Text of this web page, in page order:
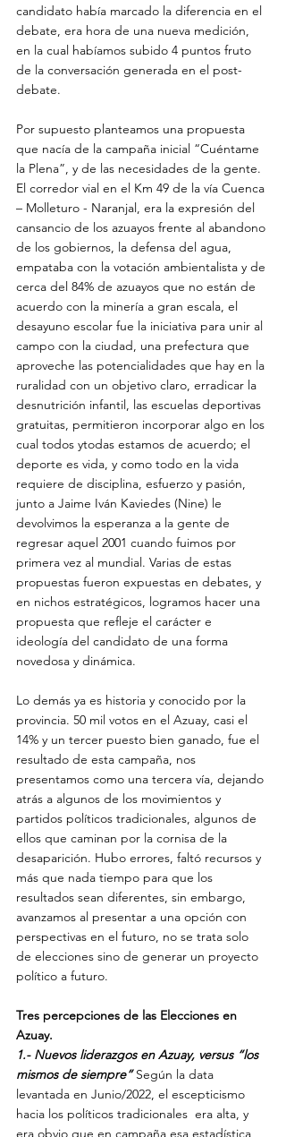
candidato había marcado la diferencia en el
debate, era hora de una nueva medición,
en la cual habíamos subido 4 puntos fruto
de la conversación generada en el post-
debate.
Por supuesto planteamos una propuesta
que nacía de la campaña inicial “Cuéntame
la Plena”, y de las necesidades de la gente.
El corredor vial en el Km 49 de la vía Cuenca
– Molleturo - Naranjal, era la expresión del
cansancio de los azuayos frente al abandono
de los gobiernos, la defensa del agua,
empataba con la votación ambientalista y de
cerca del 84% de azuayos que no están de
acuerdo con la minería a gran escala, el
desayuno escolar fue la iniciativa para unir al
campo con la ciudad, una prefectura que
aproveche las potencialidades que hay en la
ruralidad con un objetivo claro, erradicar la
desnutrición infantil, las escuelas deportivas
gratuitas, permitieron incorporar algo en los
cual todos ytodas estamos de acuerdo; el
deporte es vida, y como todo en la vida
requiere de disciplina, esfuerzo y pasión,
junto a Jaime Iván Kaviedes (Nine) le
devolvimos la esperanza a la gente de
regresar aquel 2001 cuando fuimos por
primera vez al mundial. Varias de estas
propuestas fueron expuestas en debates, y
en nichos estratégicos, logramos hacer una
propuesta que refleje el carácter e
ideología del candidato de una forma
novedosa y dinámica.
Lo demás ya es historia y conocido por la
provincia. 50 mil votos en el Azuay, casi el
14% y un tercer puesto bien ganado, fue el
resultado de esta campaña, nos
presentamos como una tercera vía, dejando
atrás a algunos de los movimientos y
partidos políticos tradicionales, algunos de
ellos que caminan por la cornisa de la
desaparición. Hubo errores, faltó recursos y
más que nada tiempo para que los
resultados sean diferentes, sin embargo,
avanzamos al presentar a una opción con
perspectivas en el futuro, no se trata solo
de elecciones sino de generar un proyecto
político a futuro.
Tres percepciones de las Elecciones en
Azuay.
1.- Nuevos liderazgos en Azuay, versus “los
mismos de siempre” Según la data
levantada en Junio/2022, el escepticismo
hacia los políticos tradicionales  era alta, y
era obvio que en campaña esa estadística